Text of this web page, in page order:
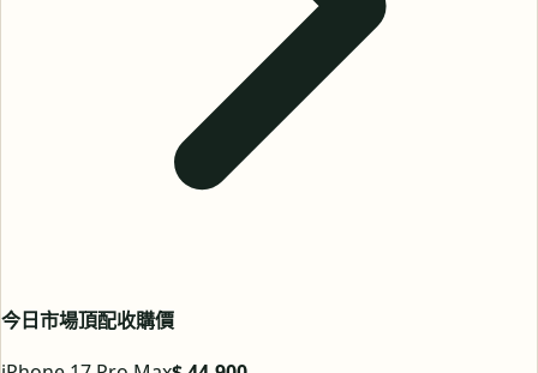
今日市場頂配收購價